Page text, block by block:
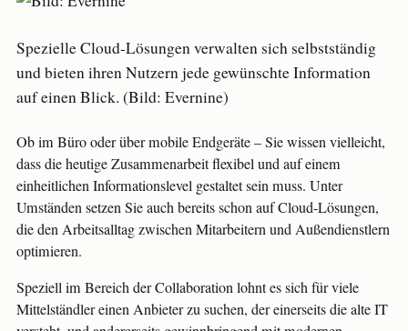
Spezielle Cloud-Lösungen verwalten sich selbstständig
und bieten ihren Nutzern jede gewünschte Information
auf einen Blick. (Bild: Evernine)
Ob im Büro oder über mobile Endgeräte – Sie wissen vielleicht,
dass die heutige Zusammenarbeit flexibel und auf einem
einheitlichen Informationslevel gestaltet sein muss. Unter
Umständen setzen Sie auch bereits schon auf Cloud-Lösungen,
die den Arbeitsalltag zwischen Mitarbeitern und Außendienstlern
optimieren.
Speziell im Bereich der Collaboration lohnt es sich für viele
Mittelständler einen Anbieter zu suchen, der einerseits die alte IT